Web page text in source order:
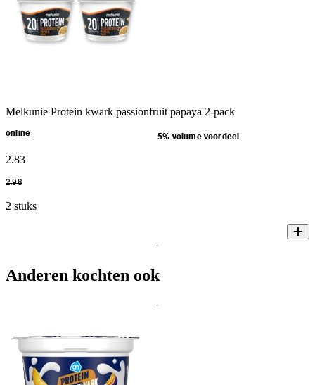
Melkunie Protein kwark passionfruit papaya 2-pack
online 5% volume voordeel
2.83
2.98
2 stuks
Anderen kochten ook